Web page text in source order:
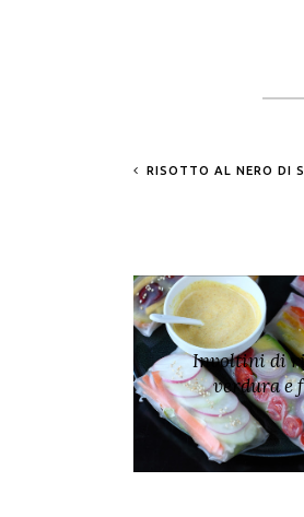
RISOTTO AL NERO DI
Involtini di
verdura e